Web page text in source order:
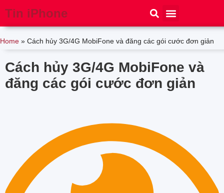
Tin iPhone
Home » Cách hủy 3G/4G MobiFone và đăng các gói cước đơn giản
Cách hủy 3G/4G MobiFone và
đăng các gói cước đơn giản